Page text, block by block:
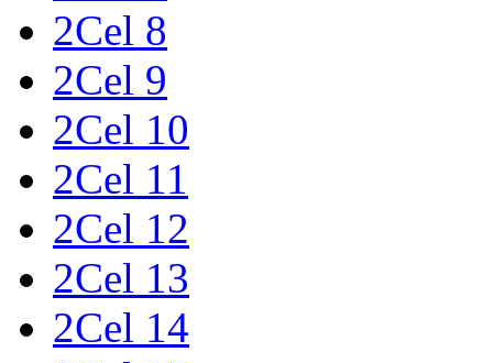
2Cel 8
2Cel 9
2Cel 10
2Cel 11
2Cel 12
2Cel 13
2Cel 14